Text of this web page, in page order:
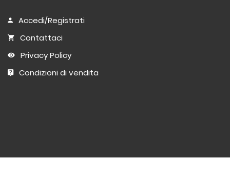
Accedi/Registrati
Contattaci
Privacy Policy
Condizioni di vendita